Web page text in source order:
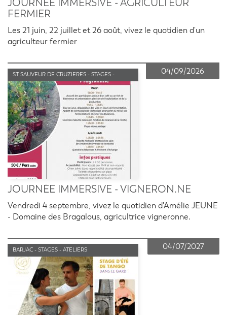
JOURNÉE IMMERSIVE - AGRICULTEUR
FERMIER
Les 21 juin, 22 juillet et 26 août, vivez le quotidien d'un
agriculteur fermier
ST SAUVEUR DE CRUZIERES - STAGES -
ATELIERS
04/09/2026
JOURNÉE IMMERSIVE - VIGNERON.NE
Vendredi 4 septembre, vivez le quotidien d'Amélie JEUNE
- Domaine des Bragalous, agricultrice vigneronne.
BARJAC - STAGES - ATELIERS 04/07/2027